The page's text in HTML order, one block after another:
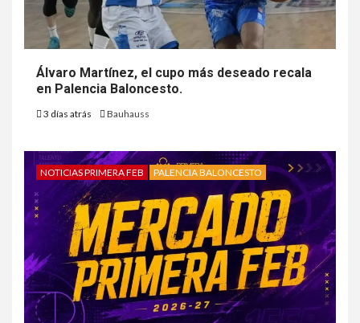
Álvaro Martínez, el cupo más deseado recala
en Palencia Baloncesto.
3 días atrás Bauhauss
NOTICIAS PRIMERA FEB PALENCIA BALONCESTO